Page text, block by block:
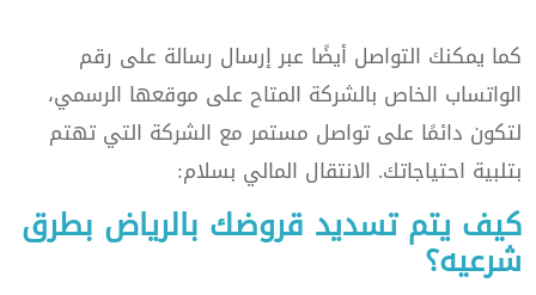
كما يمكنك التواصل أيضًا عبر إرسال رسالة على رقم
الواتساب الخاص بالشركة المتاح على موقعها الرسمي،
لتكون دائمًا على تواصل مستمر مع الشركة التي تهتم
بتلبية احتياجاتك. الانتقال المالي بسلام:
كيف يتم تسديد قروضك بالرياض بطرق
شرعيه؟